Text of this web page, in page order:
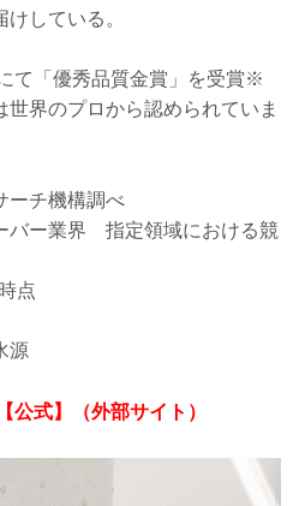
している。
て「優秀品質金賞」を受賞※
世界のプロから認められていま
ーチ機構調べ
バー業界 指定領域における競
点
源
式】（外部サイト）